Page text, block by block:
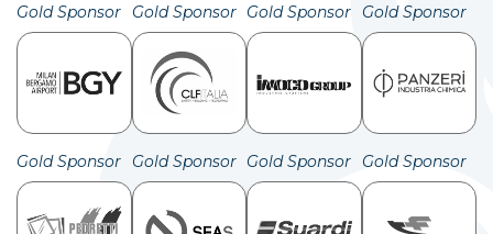
Gold Sponsor Gold Sponsor Gold Sponsor Gold Sponsor
Gold Sponsor Gold Sponsor Gold Sponsor Gold Sponsor